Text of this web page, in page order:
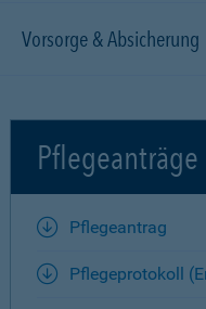
Vorsorge & Absicherung
Pflegeanträge
Pflegeantrag
Pflegeprotokoll